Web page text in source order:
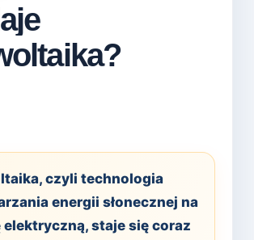
czyli technologia
energii słonecznej na
elektryczną, staje się coraz